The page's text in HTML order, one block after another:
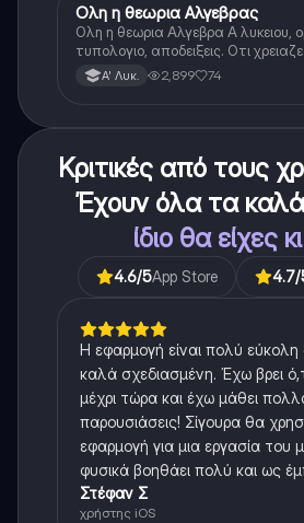
Μαθηματικά
Ολη η θεωρια Αλγεβρας
Ολη η θεωρια Αλγεβρα Α λυκειου,
τυπολογιο, αποδειξεις. Οτι
για το θεωρητικο κομματι της
Α' Λυκ. 2,899 74
Κριτικές από τους
Έχουν όλα τα
ίδιο θα είχες
4.6/5App Store 4.7/
Η εφαρμογή είναι πολύ εύκολη
καλά σχεδιασμένη. Έχω βρει
μέχρι τώρα και έχω μάθει
παρουσιάσεις! Σίγουρα θα
εφαρμογή για μια εργασία του
φυσικά βοηθάει πολύ και ως
Στέφαν Σ
χρήστης iOS